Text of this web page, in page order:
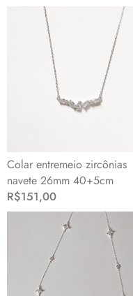
Colar entremeio zircônias
navete 26mm 40+5cm
R$151,00